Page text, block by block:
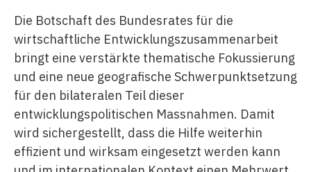
Die Botschaft des Bundesrates für die
wirtschaftliche Entwicklungszusammenarbeit
bringt eine verstärkte thematische Fokussierung
und eine neue geografische Schwerpunktsetzung
für den bilateralen Teil dieser
entwicklungspolitischen Massnahmen. Damit
wird sichergestellt, dass die Hilfe weiterhin
effizient und wirksam eingesetzt werden kann